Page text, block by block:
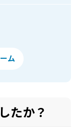
ム
たか？